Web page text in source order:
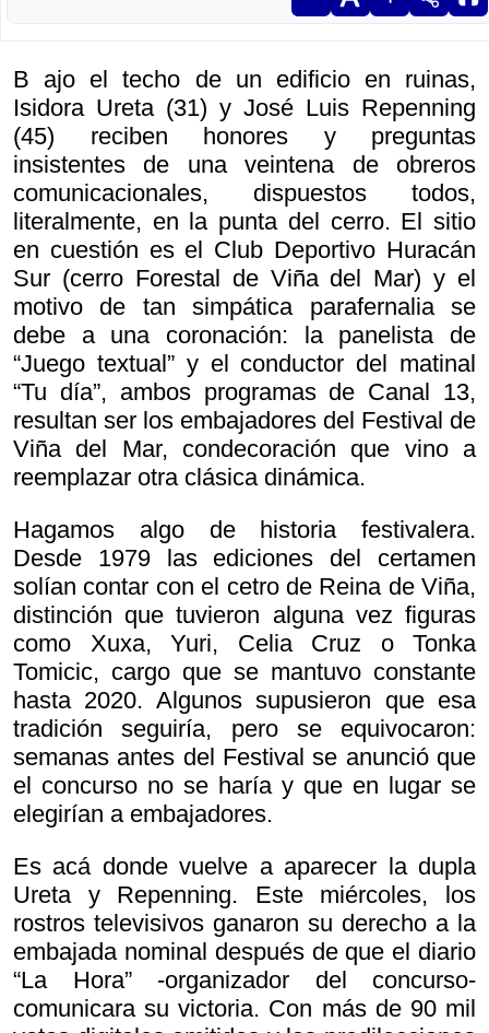
B ajo el techo de un edificio en ruinas,
Isidora Ureta (31) y José Luis Repenning
(45) reciben honores y preguntas
insistentes de una veintena de obreros
comunicacionales, dispuestos todos,
literalmente, en la punta del cerro. El sitio
en cuestión es el Club Deportivo Huracán
Sur (cerro Forestal de Viña del Mar) y el
motivo de tan simpática parafernalia se
debe a una coronación: la panelista de
“Juego textual” y el conductor del matinal
“Tu día”, ambos programas de Canal 13,
resultan ser los embajadores del Festival de
Viña del Mar, condecoración que vino a
reemplazar otra clásica dinámica.
Hagamos algo de historia festivalera.
Desde 1979 las ediciones del certamen
solían contar con el cetro de Reina de Viña,
distinción que tuvieron alguna vez figuras
como Xuxa, Yuri, Celia Cruz o Tonka
Tomicic, cargo que se mantuvo constante
hasta 2020. Algunos supusieron que esa
tradición seguiría, pero se equivocaron:
semanas antes del Festival se anunció que
el concurso no se haría y que en lugar se
elegirían a embajadores.
Es acá donde vuelve a aparecer la dupla
Ureta y Repenning. Este miércoles, los
rostros televisivos ganaron su derecho a la
embajada nominal después de que el diario
“La Hora” -organizador del concurso-
comunicara su victoria. Con más de 90 mil